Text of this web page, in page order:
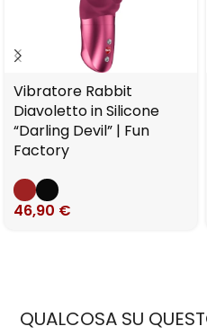
Vibratore Rabbit
Diavoletto in Silicone
“Darling Devil” | Fun
Factory
46,90 €
QUALCOSA SU